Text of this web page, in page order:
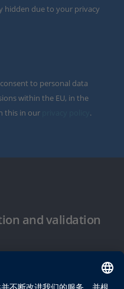
hidden due to your privacy
to personal data
within the EU, in the
this in our
.
and validation